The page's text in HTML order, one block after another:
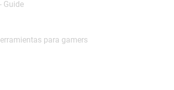
- Guide
para gamers